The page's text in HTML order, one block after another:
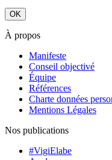
À propos
Manifeste
Conseil objectivé
Équipe
Références
Charte données
Mentions Légales
Nos publications
#VigiElabe